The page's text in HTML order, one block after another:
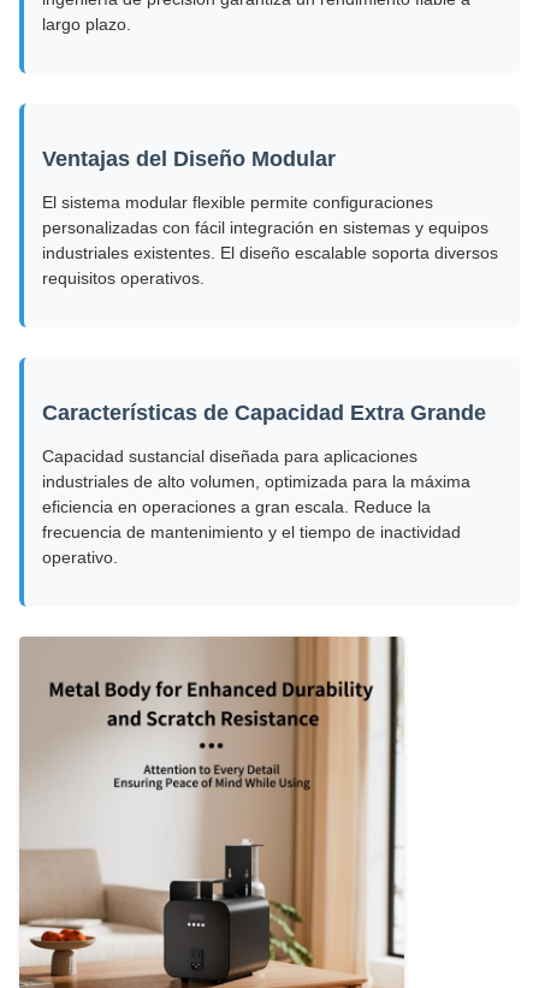
largo plazo.
Ventajas del Diseño Modular
El sistema modular flexible permite configuraciones
personalizadas con fácil integración en sistemas y equipos
industriales existentes. El diseño escalable soporta diversos
requisitos operativos.
Características de Capacidad Extra Grande
Capacidad sustancial diseñada para aplicaciones
industriales de alto volumen, optimizada para la máxima
eficiencia en operaciones a gran escala. Reduce la
frecuencia de mantenimiento y el tiempo de inactividad
operativo.